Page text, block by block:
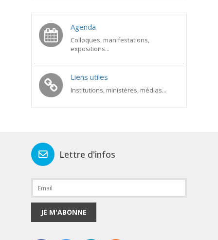
Agenda
Colloques, manifestations,
expositions...
Liens utiles
Institutions, ministères, médias...
Lettre d'infos
JE M'ABONNE